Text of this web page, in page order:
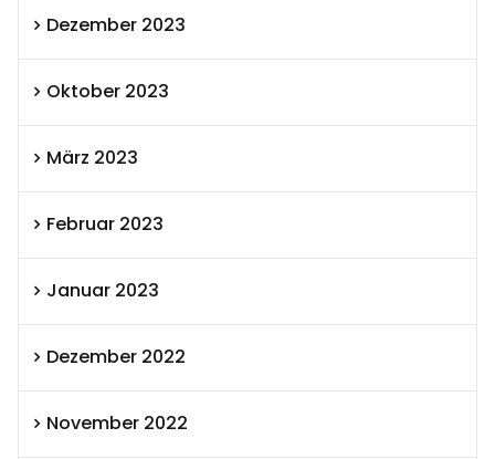
Dezember 2023
Oktober 2023
März 2023
Februar 2023
Januar 2023
Dezember 2022
November 2022